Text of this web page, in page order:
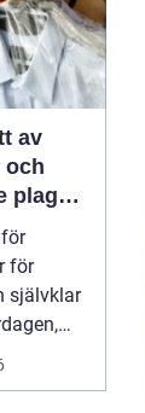
av
och
plagg:
i
för
självklar